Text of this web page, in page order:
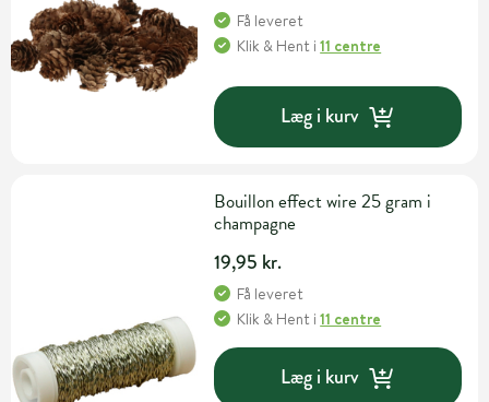
Få leveret
Klik & Hent i11 centre
Læg i kurv
Bouillon effect wire 25 gram i
champagne
19,95 kr.
Få leveret
Klik & Hent i11 centre
Læg i kurv